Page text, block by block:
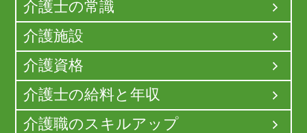
介護士の常識
介護施設
介護資格
介護士の給料と年収
介護職のスキルアップ